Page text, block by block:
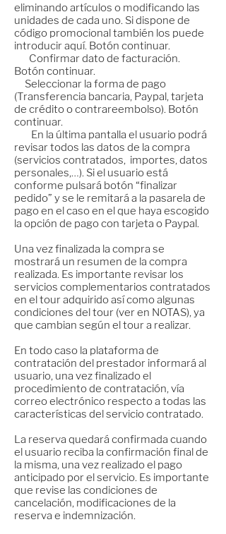
eliminando artículos o modificando las
unidades de cada uno. Si dispone de
código promocional también los puede
introducir aquí. Botón continuar.
Confirmar dato de facturación.
Botón continuar.
Seleccionar la forma de pago
(Transferencia bancaria, Paypal, tarjeta
de crédito o contrareembolso). Botón
continuar.
En la última pantalla el usuario podrá
revisar todos las datos de la compra
(servicios contratados, importes, datos
personales,…). Si el usuario está
conforme pulsará botón “finalizar
pedido” y se le remitará a la pasarela de
pago en el caso en el que haya escogido
la opción de pago con tarjeta o Paypal.
Una vez finalizada la compra se
mostrará un resumen de la compra
realizada. Es importante revisar los
servicios complementarios contratados
en el tour adquirido así como algunas
condiciones del tour (ver en NOTAS), ya
que cambian según el tour a realizar.
En todo caso la plataforma de
contratación del prestador informará al
usuario, una vez finalizado el
procedimiento de contratación, vía
correo electrónico respecto a todas las
características del servicio contratado.
La reserva quedará confirmada cuando
el usuario reciba la confirmación final de
la misma, una vez realizado el pago
anticipado por el servicio. Es importante
que revise las condiciones de
cancelación, modificaciones de la
reserva e indemnización.